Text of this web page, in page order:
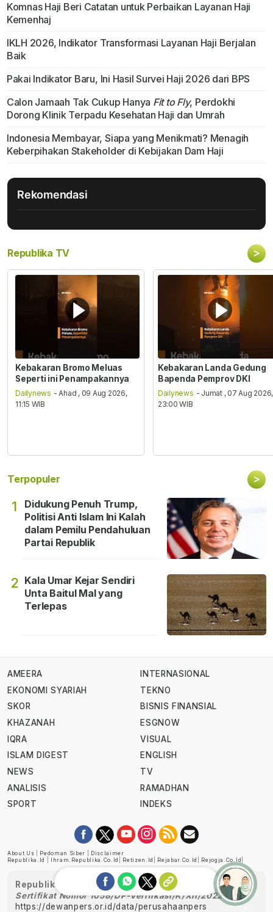
Komnas Haji Beri Catatan untuk Perbaikan Layanan Haji
Kemenhaj
IKLH 2026, Indikator Transformasi Layanan Haji Berjalan
Baik
Pakai Indikator Baru, Ini Hasil Survei Haji 2026 dari BPS
Calon Jamaah Tak Cukup Hanya Fit to Fly, Perdokhi
Dorong Klinik Terpadu Kesehatan Haji dan Umrah
Indonesia Membayar, Siapa yang Menikmati? Menagih
Keberpihakan Stakeholder di Kebijakan Dam Haji
Rekomendasi
Republika TV >
Kebakaran Bromo Meluas
Seperti ini Penampakannya
Dailynews - Ahad , 09 Aug 2026,
11:15 WIB
Kebakaran Landa Gedung
Bapenda Pemprov DKI
Dailynews - Jumat , 07 Aug 2026,
23:00 WIB
Terpopuler >
1
Didukung Penuh Trump,
Politisi Anti Islam Ini Kalah
dalam Pemilu Pendahuluan
Partai Republik
2 Kala Umar Kejar Sendiri
Unta Baitul Mal yang
Terlepas
AMEERA
EKONOMI SYARIAH
SKOR
KHAZANAH
IQRA
ISLAM DIGEST
NEWS
ANALISIS
SPORT
INTERNASIONAL
TEKNO
BISNIS FINANSIAL
ESGNOW
VISUAL
ENGLISH
TV
RAMADHAN
INDEKS
About Us Pedoman Siber
Disclaimer
Republika.id
Ihram.republika.co.id Retizen.id Rejabar.co.id Rejogja.co.id
Republika telah diverifikasi oleh Dewan Pers
Sertifikat Nomor 1058/DP-Verifikasi/K/XII/2022
https://dewanpers.or.id/data/perusahaanpers
Ask me!